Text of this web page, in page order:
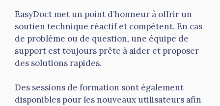
EasyDoct met un point d’honneur à offrir un
soutien technique réactif et compétent. En cas
de problème ou de question, une équipe de
support est toujours prête à aider et proposer
des solutions rapides.
Des sessions de formation sont également
disponibles pour les nouveaux utilisateurs afin